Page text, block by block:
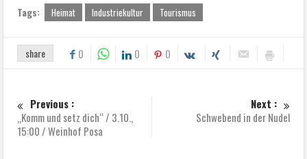
Tags: Heimat Industriekultur Tourismus
share 0 0 0
Previous :
„Komm und setz dich“ / 3.10.,
15:00 / Weinhof Posa
Next :
Schwebend in der Nudel